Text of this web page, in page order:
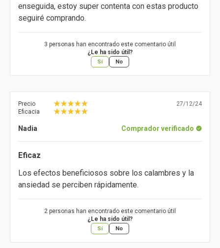
enseguida, estoy super contenta con estas producto
seguiré comprando.
3 personas han encontrado este comentario útil
¿Le ha sido útil?
Sí No
Precio
Eficacia
27/12/24
Nadia Comprador verificado
Eficaz
Los efectos beneficiosos sobre los calambres y la
ansiedad se perciben rápidamente.
2 personas han encontrado este comentario útil
¿Le ha sido útil?
Sí No